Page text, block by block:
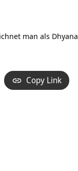
man als Dhyana
Copy Link